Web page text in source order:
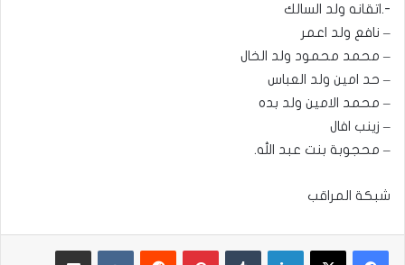
-.اتقانه ولد السالك
– نافع ولد اعمر
– محمد محمود ولد الخال
– حد امين ولد العباس
– محمد الامين ولد بده
– زينب افال
– محجوبة بنت عبد الله.
شبكة المراقب
لينكدإن بينتيريست مشاركة عبر البريد